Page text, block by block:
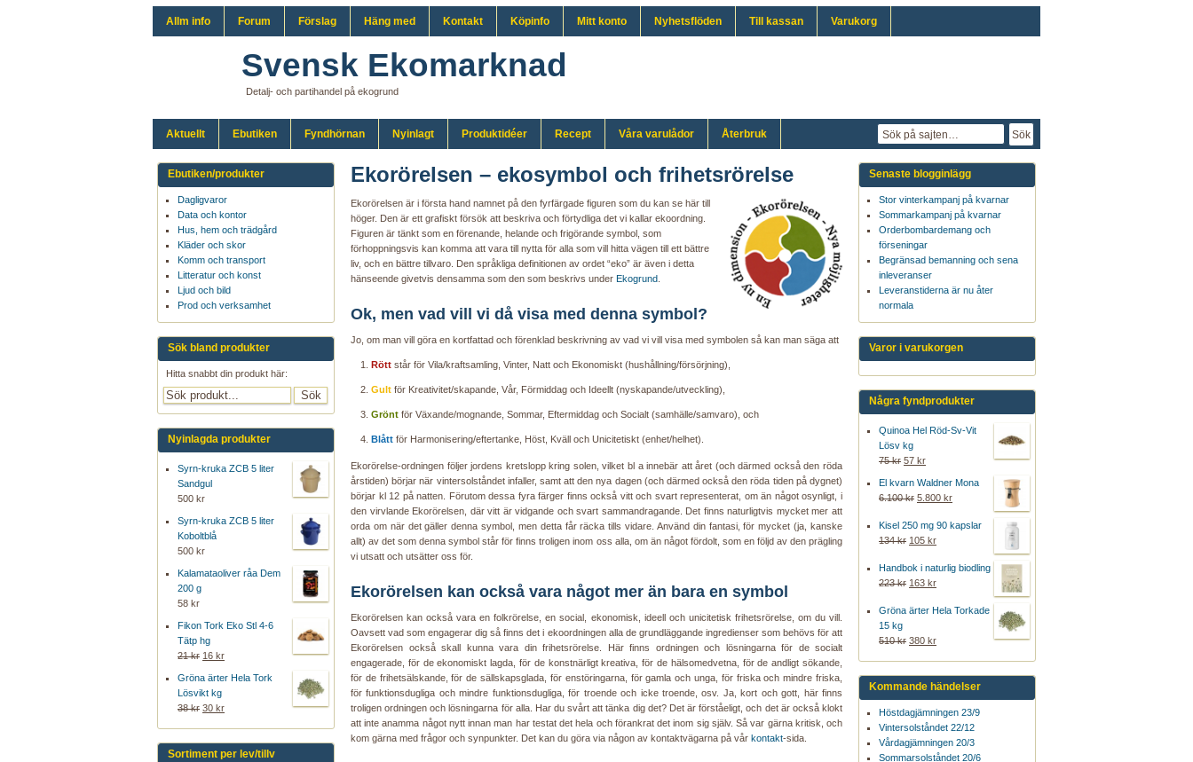
Allm info Forum Förslag Häng med Kontakt Köpinfo Mitt konto Nyhetsflöden Till kassan Varukorg
Svensk Ekomarknad
Detalj- och partihandel på ekogrund
Aktuellt Ebutiken Fyndhörnan Nyinlagt Produktidéer Recept Våra varulådor Återbruk
Ekorörelsen – ekosymbol och frihetsrörelse
Ekorörelsen är i första hand namnet på den fyrfärgade figuren som du kan se här till
höger. Den är ett grafiskt försök att beskriva och förtydliga det vi kallar ekoordning.
Figuren är tänkt som en förenande, helande och frigörande symbol, som
förhoppningsvis kan komma att vara till nytta för alla som vill hitta vägen till ett bättre
liv, och en bättre tillvaro. Den språkliga definitionen av ordet “eko” är även i detta
hänseende givetvis densamma som den som beskrivs under Ekogrund
Ok, men vad vill vi då visa med denna symbol?
Jo, om man vill göra en kortfattad och förenklad beskrivning av vad vi vill visa med symbolen så kan man säga att
Rött står för Vila/kraftsamling, Vinter, Natt och Ekonomiskt (hushållning/försörjning),
Gult för Kreativitet/skapande, Vår, Förmiddag och Ideellt (nyskapande/utveckling),
Grönt för Växande/mognande, Sommar, Eftermiddag och Socialt (samhälle/samvaro), och
Blått för Harmonisering/eftertanke, Höst, Kväll och Unicitetiskt (enhet/helhet).
Ekorörelse-ordningen följer jordens kretslopp kring solen, vilket bl a innebär att året (och därmed också den röda
årstiden) börjar när vintersolståndet infaller, samt att den nya dagen (och därmed också den röda tiden på dygnet)
börjar kl 12 på natten. Förutom dessa fyra färger finns också vitt och svart representerat, om än något osynligt, i
den virvlande Ekorörelsen, där vitt är vidgande och svart sammandragande. Det finns naturligtvis mycket mer att
orda om när det gäller denna symbol, men detta får räcka tills vidare. Använd din fantasi, för mycket (ja, kanske
allt) av det som denna symbol står för finns troligen inom oss alla, om än något fördolt, som en följd av den prägling
vi utsatt och utsätter oss för.
Ekorörelsen kan också vara något mer än bara en symbol
Ekorörelsen kan också vara en folkrörelse, en social, ekonomisk, ideell och unicitetisk frihetsrörelse, om du vill.
Oavsett vad som engagerar dig så finns det i ekoordningen alla de grundläggande ingredienser som behövs för att
Ekorörelsen också skall kunna vara din frihetsrörelse. Här finns ordningen och lösningarna för de socialt
engagerade, för de ekonomiskt lagda, för de konstnärligt kreativa, för de hälsomedvetna, för de andligt sökande,
för de frihetsälskande, för de sällskapsglada, för enstöringarna, för gamla och unga, för friska och mindre friska,
för funktionsdugliga och mindre funktionsdugliga, för troende och icke troende, osv. Ja, kort och gott, här finns
troligen ordningen och lösningarna för alla. Har du svårt att tänka dig det? Det är förståeligt, och det är också klokt
att inte anamma något nytt innan man har testat det hela och förankrat det inom sig själv. Så var gärna kritisk, och
kom gärna med frågor och synpunkter. Det kan du göra via någon av kontaktvägarna på vår kontakt-sida.
Senaste blogginlägg
Stor vinterkampanj på kvarnar
Sommarkampanj på kvarnar
Orderbombardemang och
förseningar
Begränsad bemanning och sena
inleveranser
Leveranstiderna är nu åter
normala
Varor i varukorgen
Några fyndprodukter
Quinoa Hel Röd-Sv-Vit
Lösv kg
75 kr 57 kr
El kvarn Waldner Mona
6.100 kr 5.800 kr
Kisel 250 mg 90 kapslar
134 kr 105 kr
Handbok i naturlig biodling
223 kr 163 kr
Gröna ärter Hela Torkade
15 kg
510 kr 380 kr
Kommande händelser
Höstdagjämningen 23/9
Vintersolståndet 22/12
Vårdagjämningen 20/3
Sommarsolståndet 20/6
Ebutiken/produkter
Dagligvaror
Data och kontor
Hus, hem och trädgård
Kläder och skor
Komm och transport
Litteratur och konst
Ljud och bild
Prod och verksamhet
Sök bland produkter
Hitta snabbt din produkt här:
Nyinlagda produkter
Syrn-kruka ZCB 5 liter
Sandgul
500 kr
Syrn-kruka ZCB 5 liter
Koboltblå
500 kr
Kalamataoliver råa Dem
200 g
58 kr
Fikon Tork Eko Stl 4-6
Tätp hg
21 kr 16 kr
Gröna ärter Hela Tork
Lösvikt kg
38 kr 30 kr
Sortiment per lev/tillv